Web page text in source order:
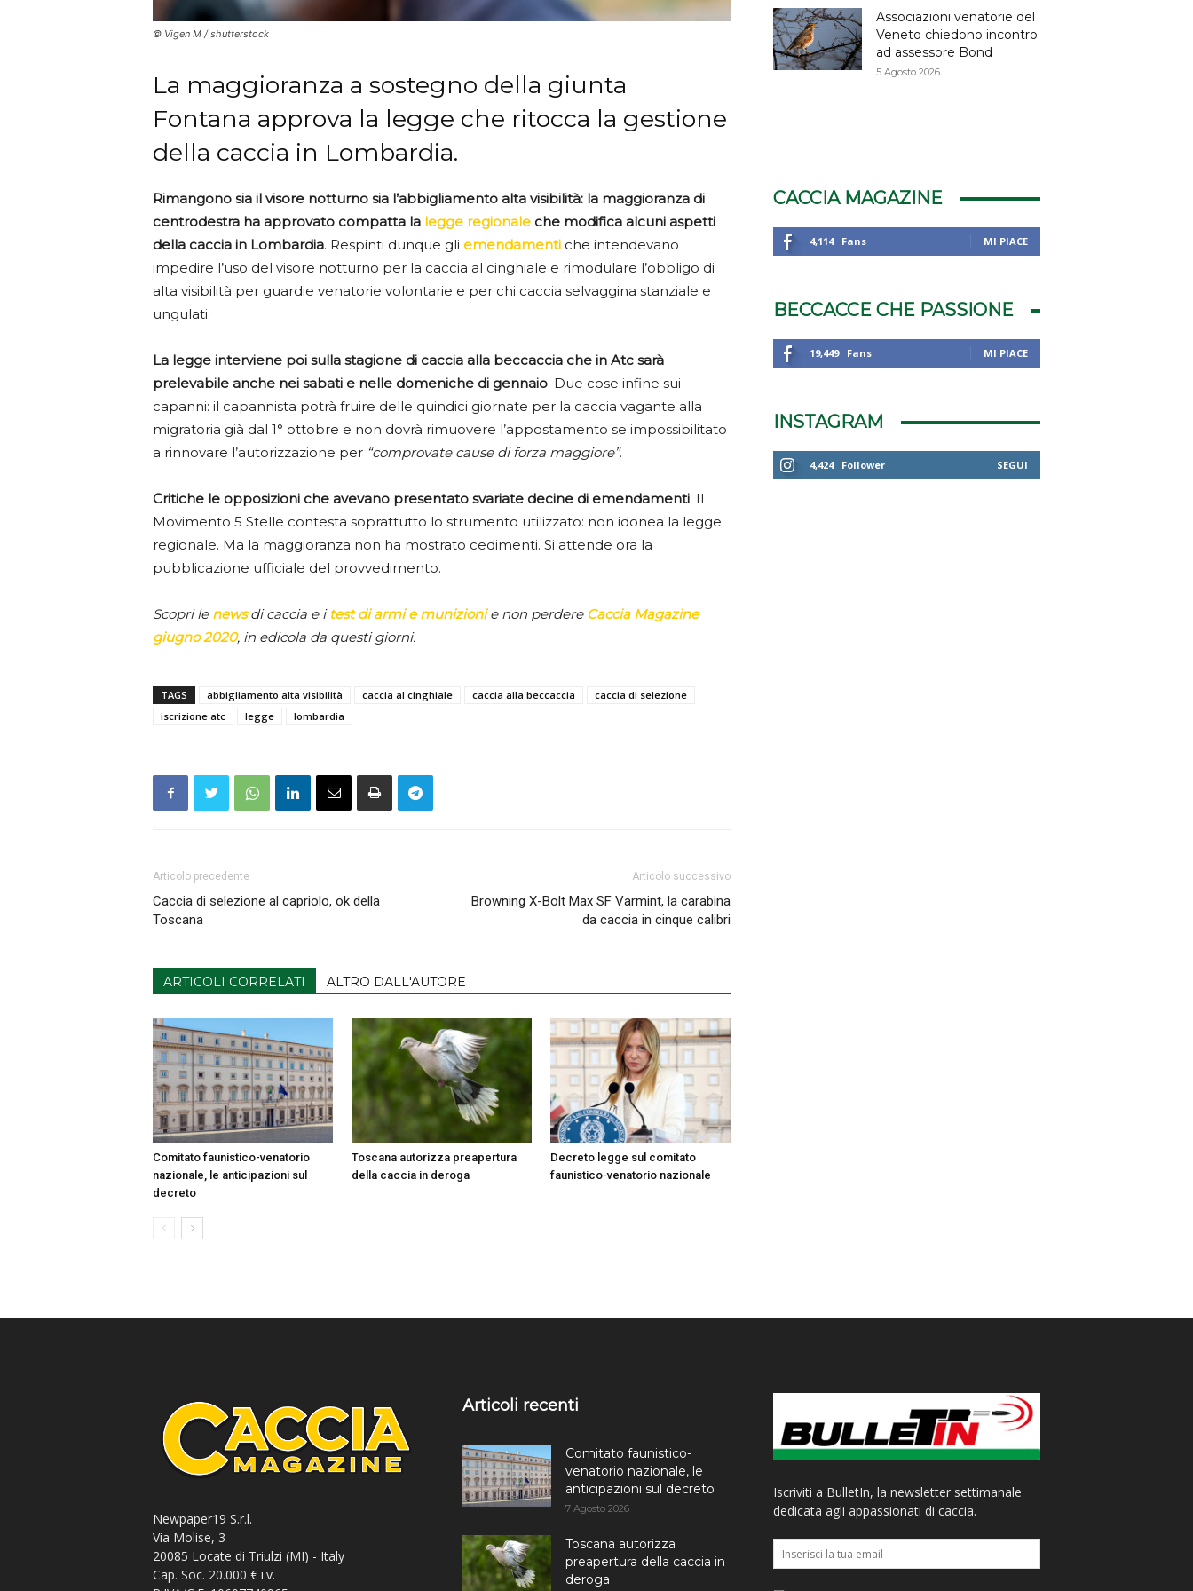
© Vigen M / shutterstock
La maggioranza a sostegno della giunta
Fontana approva la legge che ritocca la gestione
della caccia in Lombardia.
Rimangono sia il visore notturno sia l’abbigliamento alta visibilità: la maggioranza di
centrodestra ha approvato compatta la legge regionale che modifica alcuni aspetti
della caccia in Lombardia. Respinti dunque gli emendamenti che intendevano
impedire l’uso del visore notturno per la caccia al cinghiale e rimodulare l’obbligo di
alta visibilità per guardie venatorie volontarie e per chi caccia selvaggina stanziale e
ungulati.
La legge interviene poi sulla stagione di caccia alla beccaccia che in Atc sarà
prelevabile anche nei sabati e nelle domeniche di gennaio. Due cose infine sui
capanni: il capannista potrà fruire delle quindici giornate per la caccia vagante alla
migratoria già dal 1° ottobre e non dovrà rimuovere l’appostamento se impossibilitato
a rinnovare l’autorizzazione per “comprovate cause di forza maggiore”.
Critiche le opposizioni che avevano presentato svariate decine di emendamenti. Il
Movimento 5 Stelle contesta soprattutto lo strumento utilizzato: non idonea la legge
regionale. Ma la maggioranza non ha mostrato cedimenti. Si attende ora la
pubblicazione ufficiale del provvedimento.
Scopri le newsdi caccia e i test di armi e munizioni e non perdere Caccia Magazine
giugno 2020, in edicola da questi giorni.
TAGS abbigliamento alta visibilità caccia al cinghiale caccia alla beccaccia
caccia di selezione
iscrizione atc
legge lombardia
Articolo precedente
Caccia di selezione al capriolo, ok della
Toscana
Articolo successivo
Browning X-Bolt Max SF Varmint, la carabina
da caccia in cinque calibri
ARTICOLI CORRELATI ALTRO DALL'AUTORE
Comitato faunistico-venatorio
nazionale, le anticipazioni sul
decreto
Toscana autorizza preapertura
della caccia in deroga
Decreto legge sul comitato
faunistico-venatorio nazionale
Associazioni venatorie del
Veneto chiedono incontro
ad assessore Bond
5 Agosto 2026
CACCIA MAGAZINE
4,114 Fans MI PIACE
BECCACCE CHE PASSIONE
19,449 Fans MI PIACE
INSTAGRAM
4,424 Follower SEGUI
Newpaper19 S.r.l.
Via Molise, 3
20085 Locate di Triulzi (MI) - Italy
Cap. Soc. 20.000 € i.v.
Articoli recenti
Comitato faunistico-
venatorio nazionale, le
anticipazioni sul decreto
7 Agosto 2026
Toscana autorizza
preapertura della caccia in
deroga
Iscriviti a BulletIn, la newsletter settimanale
dedicata agli appassionati di caccia.